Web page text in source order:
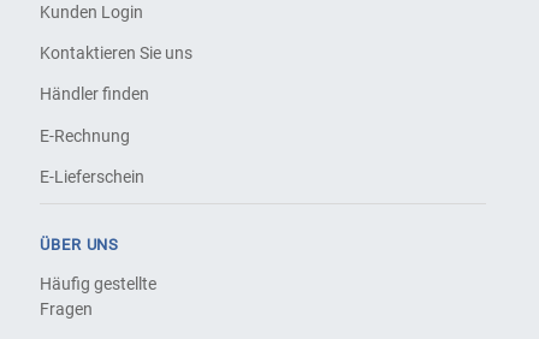
Kunden Login
Kontaktieren Sie uns
Händler finden
E-Rechnung
E-Lieferschein
ÜBER UNS
Häufig gestellte
Fragen